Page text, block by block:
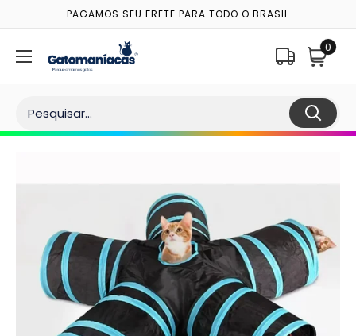
para o
conteúdo
PAGAMOS SEU FRETE PARA TODO O BRASIL
0